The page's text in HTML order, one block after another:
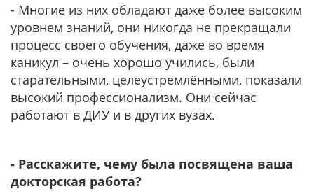
- Многие из них обладают даже более высоким
уровнем знаний, они никогда не прекращали
процесс своего обучения, даже во время
каникул – очень хорошо учились, были
старательными, целеустремлёнными, показали
высокий профессионализм. Они сейчас
работают в ДИУ и в других вузах.
- Расскажите, чему была посвящена ваша
докторская работа?